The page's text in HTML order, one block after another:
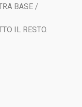
BASE /
IL RESTO.